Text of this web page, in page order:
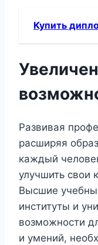
Купить
Развивая
расширяя
каждый
улучшить свои
Высшие
институты и
возможности
и умений,